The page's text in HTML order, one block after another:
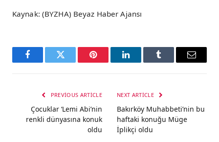
Kaynak: (BYZHA) Beyaz Haber Ajansı
FacebookTwitter Pinterest LinkedInTumblr Email
PREVIOUS ARTICLE
Çocuklar ‘Lemi Abi’nin
renkli dünyasına konuk
oldu
NEXT ARTICLE
Bakırköy Muhabbeti’nin bu
haftaki konuğu Müge
İplikçi oldu